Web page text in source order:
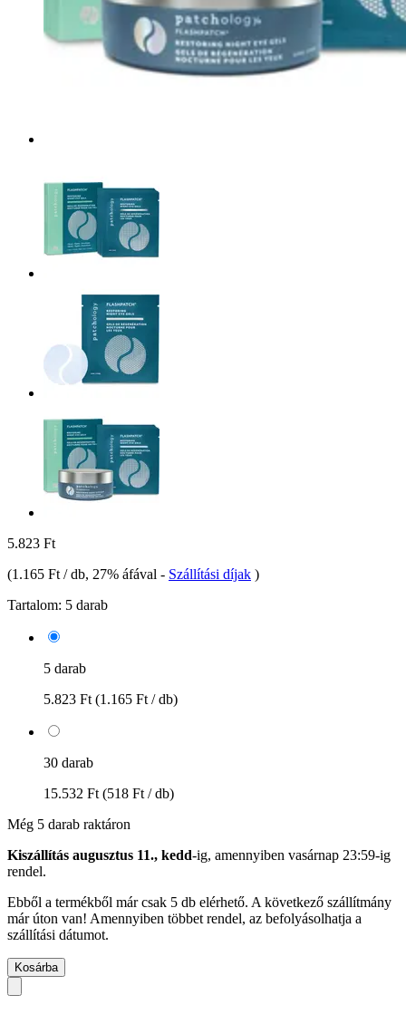
5.823 Ft
(1.165 Ft / db, 27% áfával - Szállítási díjak )
Tartalom: 5 darab
5 darab
5.823 Ft (1.165 Ft / db)
30 darab
15.532 Ft (518 Ft / db)
Még 5 darab raktáron
Kiszállítás augusztus 11., kedd-ig, amennyiben vasárnap 23:59-ig
rendel.
Ebből a termékből már csak 5 db elérhető. A következő szállítmány
már úton van! Amennyiben többet rendel, az befolyásolhatja a
szállítási dátumot.
Kosárba